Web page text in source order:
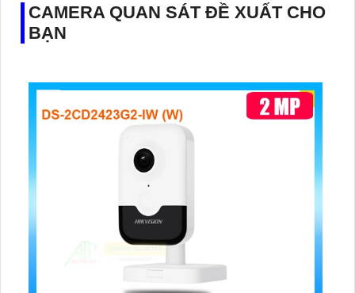
CAMERA QUAN SÁT ĐỀ XUẤT CHO
BẠN